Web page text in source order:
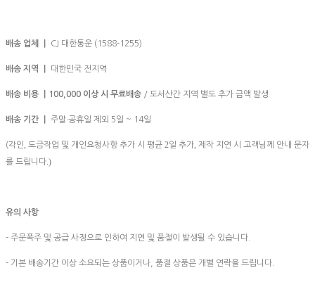
배송 업체 ㅣ CJ 대한통운 (1588-1255)
배송 지역 ㅣ 대한민국 전지역
배송 비용 ㅣ100,000 이상 시 무료배송 / 도서산간 지역 별도 추가 금액 발생
배송 기간 ㅣ 주말·공휴일 제외 5일 ~ 14일
(각인, 도금작업 및 개인요청사항 추가 시 평균 2일 추가, 제작 지연 시 고객님께 안내 문자
를 드립니다.)
유의 사항
- 주문폭주 및 공급 사정으로 인하여 지연 및 품절이 발생될 수 있습니다.
- 기본 배송기간 이상 소요되는 상품이거나, 품절 상품은 개별 연락을 드립니다.